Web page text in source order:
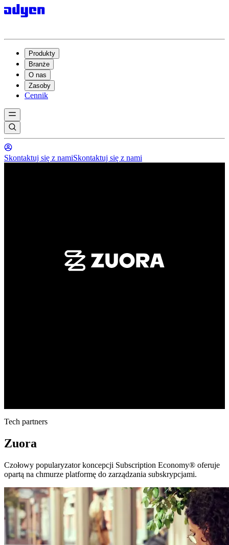
Produkty
Branże
O nas
Zasoby
Cennik
Skontaktuj się z namiSkontaktuj się z nami
Tech partners
Zuora
Czołowy popularyzator koncepcji Subscription Economy® oferuje
opartą na chmurze platformę do zarządzania subskrypcjami.